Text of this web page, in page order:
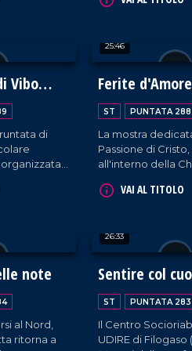
quel
animali e
vita molto
delle
della città, gestita
preservare la
l'impegno di
Vibo
di
Maria SS.
25:46
Ferite
Luce
ST PUNTATA 288
La mostra
Passione di
all'interno della
sostenuta da don
di Vibo Valentia),
iniziativa del
cartoline Antonio
VAI AL TITOLO
note
al Nord,
ritorna a
26:33
Sentire col
ST PUNTATA 283
Il Centro
UDIRE di Filogaso